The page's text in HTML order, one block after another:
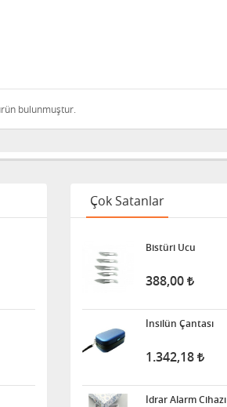
bulunmuştur.
Çok Satanlar
Bistüri Ucu
388,00
İnsilün Çantası
1.342,18
İdrar Alarm